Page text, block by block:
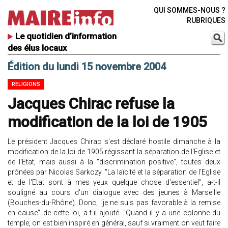
Le quotidien d’information
des élus locaux
QUI SOMMES-NOUS ?
RUBRIQUES
Édition du lundi 15 novembre 2004
RELIGIONS
Jacques Chirac refuse la
modification de la loi de 1905
Le président Jacques Chirac s'est déclaré hostile dimanche à la
modification de la loi de 1905 régissant la séparation de l'Eglise et
de l'Etat, mais aussi à la "discrimination positive", toutes deux
prônées par Nicolas Sarkozy. "La laïcité et la séparation de l'Eglise
et de l'Etat sont à mes yeux quelque chose d'essentiel", a-t-il
souligné au cours d'un dialogue avec des jeunes à Marseille
(Bouches-du-Rhône). Donc, "je ne suis pas favorable à la remise
en cause" de cette loi, a-t-il ajouté. "Quand il y a une colonne du
temple, on est bien inspiré en général, sauf si vraiment on veut faire